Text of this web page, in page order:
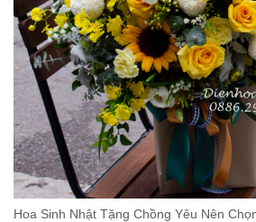
Hoa Sinh Nhật Tặng Chồng Yêu Nên